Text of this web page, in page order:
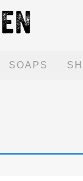
SOAPS